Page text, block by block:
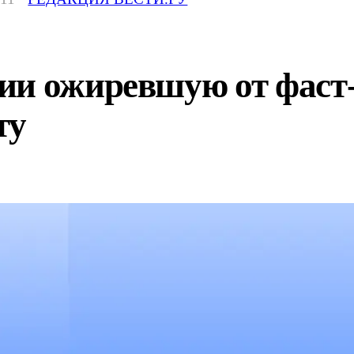
ожиревшую от